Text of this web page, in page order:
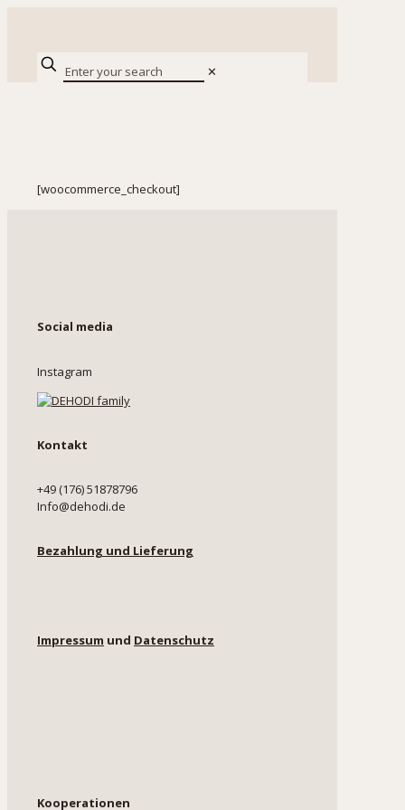
✕
[woocommerce_checkout]
Social media
Instagram
Kontakt
+49 (176) 51878796
Info@dehodi.de
Bezahlung und Lieferung
Impressum und Datenschutz
Kooperationen